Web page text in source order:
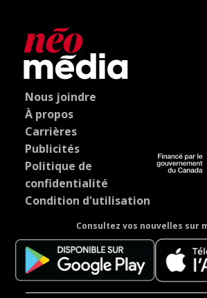
Nous joindre
À propos
Carrières
Publicités
Politique de
confidentialité
Condition d'utilisation
Consultez vos nouvelles sur